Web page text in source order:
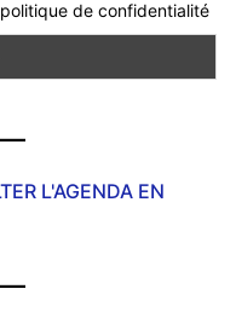
de confidentialité
L'AGENDA EN